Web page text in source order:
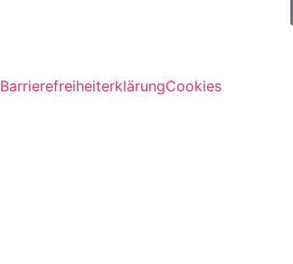
BarrierefreiheiterklärungCookies